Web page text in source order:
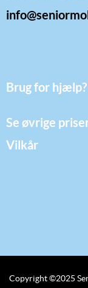
Brug for hjælp?
Se øvrige
Vilkår
Copyright ©2025